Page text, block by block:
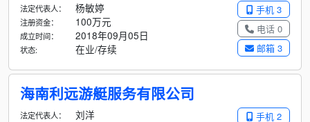
手机 3
电话 0
邮箱 3
法定代表人： 杨敏婷
注册资金： 100万元
成立时间： 2018年09月05日
状态: 在业/存续
海南利远游艇服务有限公司
手机 2
法定代表人：
刘洋